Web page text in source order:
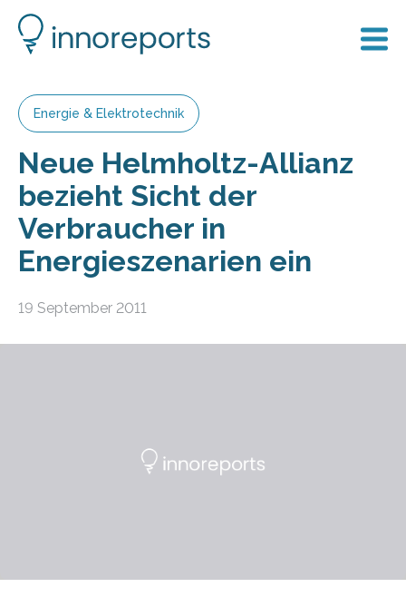
Energie & Elektrotechnik
Neue Helmholtz-Allianz
bezieht Sicht der
Verbraucher in
Energieszenarien ein
19 September 2011